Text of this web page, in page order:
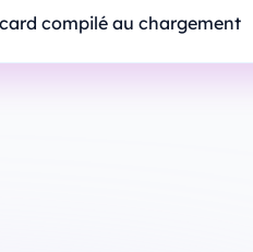
compilé au chargement